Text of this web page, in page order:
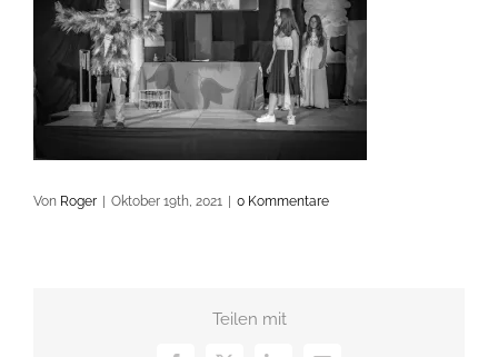
Von Roger Oktober 19th, 2021 0 Kommentare
Teilen mit